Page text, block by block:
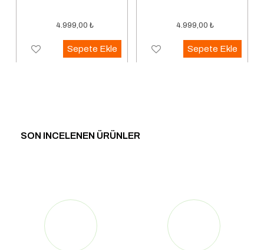
4.999,00 ₺
Sepete Ekle
4.999,00 ₺
Sepete Ekle
SON INCELENEN ÜRÜNLER